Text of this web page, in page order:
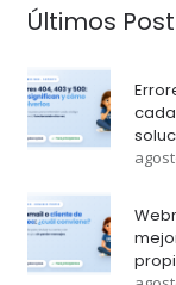
Últimos Post